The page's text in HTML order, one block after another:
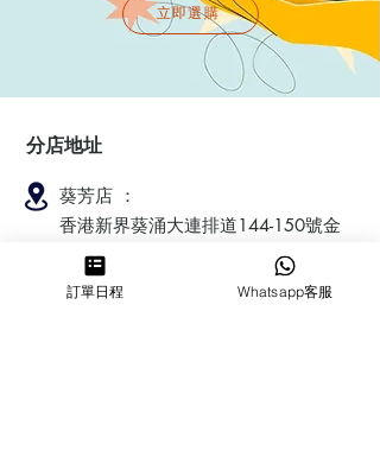
立即選購
分店地址
葵芳店 ：
香港新界葵涌大連排道144-150號金
豐工業大廈第一期23樓F室
訂單日程 Whatsapp客服